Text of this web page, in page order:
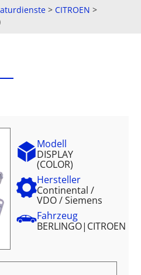
> CITROEN >
Modell
DISPLAY
(COLOR)
Hersteller
Continental /
VDO / Siemens
Fahrzeug
BERLINGO| CITROEN